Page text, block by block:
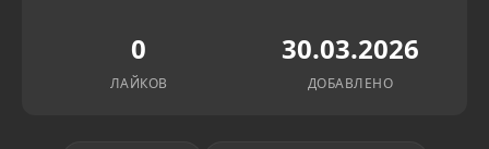
0
ЛАЙКОВ
30.03.2026
ДОБАВЛЕНО